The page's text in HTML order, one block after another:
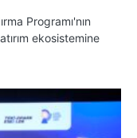
Programı'nın
ekosistemine